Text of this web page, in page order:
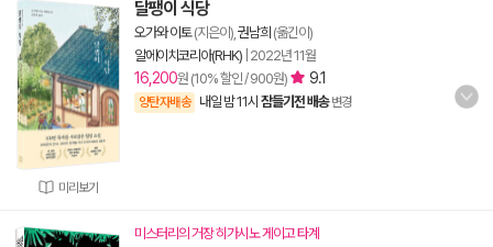
미리보기
달팽이 식당
오가와 이토(지은이), 권남희 (옮긴이)
알에이치코리아(RHK) 2022년 11월
16,200원 (10% 할인 / 900원) 9.1
양탄자배송 내일 밤 11시 잠들기전 배송 변경
미스터리의 거장 히가시노 게이고 타계